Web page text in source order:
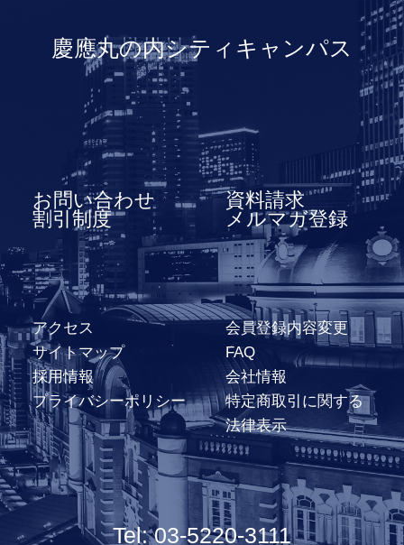
慶應丸の内シティキャンパス
お問い合わせ
資料請求
割引制度
メルマガ登録
アクセス
会員登録内容変更
サイトマップ
FAQ
採用情報
会社情報
プライバシーポリシー
特定商取引に関する
法律表示
Tel: 03-5220-3111